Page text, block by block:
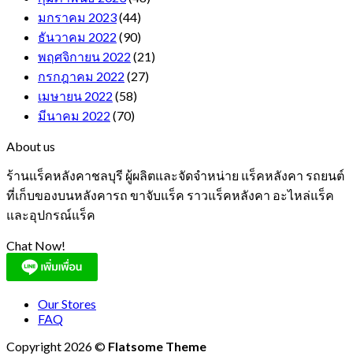
มกราคม 2023(44)
ธันวาคม 2022 (90)
พฤศจิกายน 2022 (21)
กรกฎาคม 2022 (27)
เมษายน 2022 (58)
มีนาคม 2022 (70)
About us
ร้านแร็คหลังคาชลบุรี ผู้ผลิตและจัดจำหน่าย แร็คหลังคา รถยนต์
ที่เก็บของบนหลังคารถ ขาจับแร็ค ราวแร็คหลังคา อะไหล่แร็ค
และอุปกรณ์แร็ค
Chat Now!
Our Stores
FAQ
Copyright 2026 © Flatsome Theme